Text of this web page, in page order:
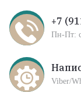
+7
Пн-Пт:
Viber/